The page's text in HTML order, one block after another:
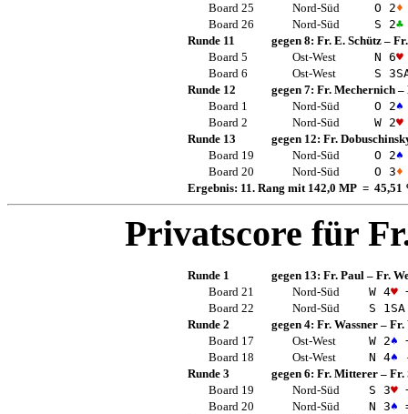
Board 25
Nord-Süd O 2♦
Board 26
Nord-Süd S 2♣
Runde 11
gegen 8: Fr. E. Schütz –
Board 5
Ost-West N 6♥
Board 6
Ost-West S 3
Runde 12
gegen 7: Fr. Mechernich –
Board 1
Nord-Süd O 2♠
Board 2
Nord-Süd W 2♥
Runde 13
gegen 12: Fr.
Board 19
Nord-Süd O 2♠
Board 20
Nord-Süd O 3♦
Ergebnis: 11. Rang mit 142,0 MP = 45,51
Privatscore für
Runde 1 gegen 13: Fr. Paul – Fr.
Board 21
Nord-Süd W 4♥
Board 22
Nord-Süd S 1 SA
Runde 2
gegen 4: Fr. Wassner – Fr.
Board 17
Ost-West W 2♠
Board 18
Ost-West N 4♠
Runde 3
gegen 6: Fr. Mitterer – Fr.
Board 19
Nord-Süd S 3♥
Board 20
Nord-Süd N 3♠